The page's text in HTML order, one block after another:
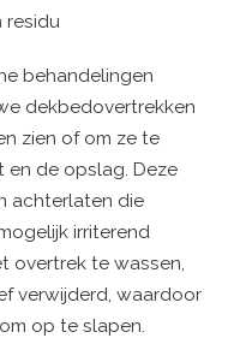
residu
behandelingen
dekbedovertrekken
zien of om ze te
en de opslag. Deze
achterlaten die
irriterend
overtrek te wassen,
verwijderd, waardoor
op te slapen.